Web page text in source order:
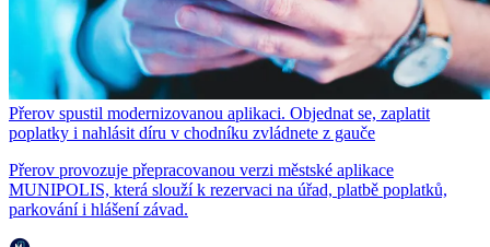
Přerov spustil modernizovanou aplikaci. Objednat se, zaplatit
poplatky i nahlásit díru v chodníku zvládnete z gauče
Přerov provozuje přepracovanou verzi městské aplikace
MUNIPOLIS, která slouží k rezervaci na úřad, platbě poplatků,
parkování i hlášení závad.